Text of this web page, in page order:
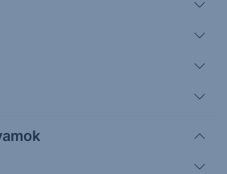
a MOL
és a hazai inflációt